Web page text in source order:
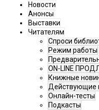
Новости
Анонсы
Выставки
Читателям
Спроси
Режим работы
ON-LINE
Книжные
Действующие
Онлайн-тесты
Подкасты